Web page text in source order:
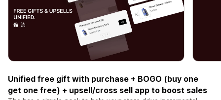
Unified free gift with purchase + BOGO (buy one
get one free) + upsell/cross sell app to boost sales